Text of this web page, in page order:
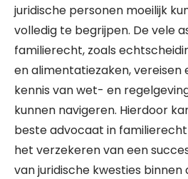
juridische personen moeilijk
volledig te begrijpen. De vele
familierecht, zoals
en alimentatiezaken, vereisen
kennis van wet- en
kunnen navigeren. Hierdoor
beste advocaat in
het verzekeren van een
van juridische kwesties